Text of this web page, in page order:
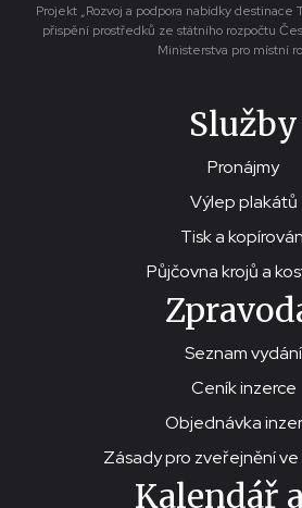
Projekt „Rozvoj a podpora nabídky destinace
přispění prostředků ze státního rozpočtu
Ministerstva pro místní
Služby
Pronájmy
Výlep plakátů
Tisk a
Půjčovna krojů a
Seznam vydání
Ceník inzerce
Objednávka
Zásady pro zveřejnění
Kalendář